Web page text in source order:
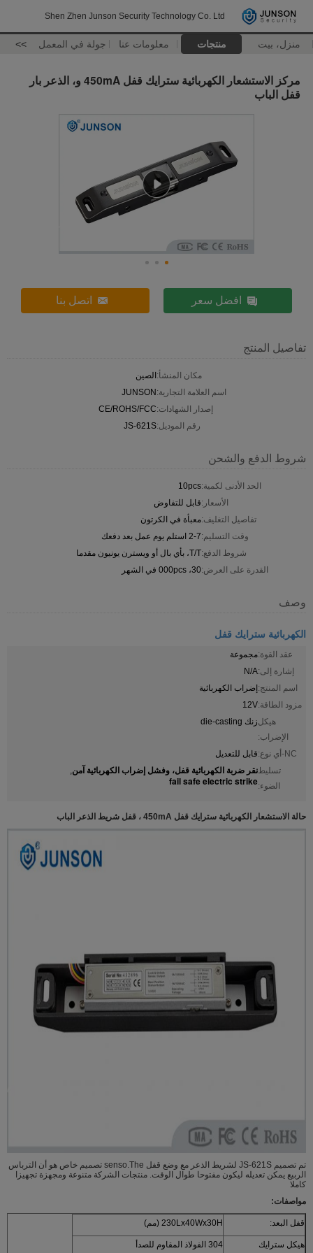
Shen Zhen Junson Security Technology Co. Ltd
منزل، بيت منتجات معلومات عنا جولة في المعمل >>
مركز الاستشعار الكهربائية سترايك قفل 450mA و، الذعر بار
قفل الباب
افضل سعر اتصل بنا
تفاصيل المنتج
مكان المنشأ:الصين
اسم العلامة التجارية:JUNSON
إصدار الشهادات:CE/ROHS/FCC
رقم الموديل:JS-621S
شروط الدفع والشحن
الحد الأدنى لكمية:10pcs
الأسعار:قابل للتفاوض
تفاصيل التغليف:معبأة في الكرتون
وقت التسليم:2-7 استلم يوم عمل بعد دفعك
شروط الدفع:T/T، بأي بال أو ويسترن يونيون مقدما
القدرة على العرض:30، 000pcs في الشهر
وصف
الكهربائية سترايك قفل
عقد القوة:مجموعة
إشارة إلى:N/A
اسم المنتج:إضراب الكهربائية
مزود الطاقة:12V
هيكل
الإضراب:
زنك die-casting
NC-أي نوع:
قابل للتعديل
تسليط
الضوء:
نقر ضربة الكهربائية قفل، وفشل إضراب الكهربائية آمن,
fail safe electric strike
حالة الاستشعار الكهربائية سترايك قفل 450mA ، قفل شريط الذعر الباب
تم تصميم JS-621S لشريط الذعر مع وضع قفل senso.The تصميم خاص هو أن الترباس
الربيع يمكن تعديله ليكون مفتوحا طوال الوقت. منتجات الشركة متنوعة ومجهزة تجهيزا
كاملا
مواصفات:
قفل البعد: 230Lx40Wx30H (مم)
هيكل سترايك 304 الفولاذ المقاوم للصدأ